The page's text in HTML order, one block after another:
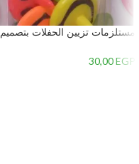
مستلزمات تزيين الحفلات بتصميم
الالوان – 1
30,00EGP